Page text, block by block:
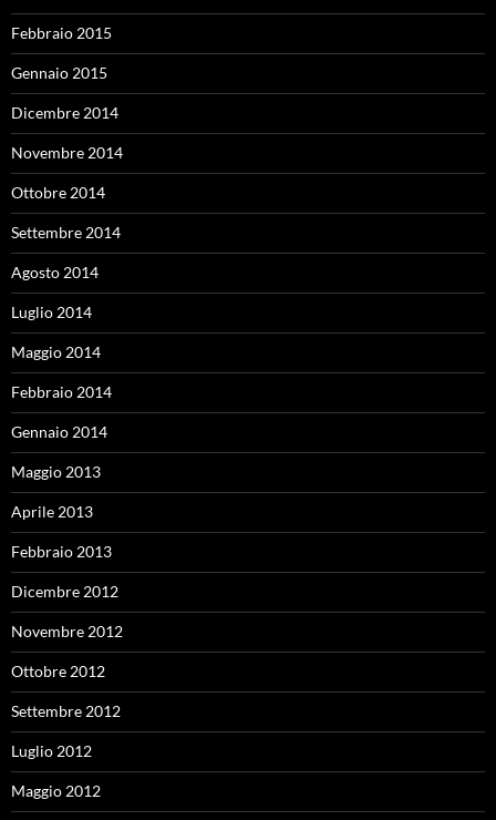
Febbraio 2015
Gennaio 2015
Dicembre 2014
Novembre 2014
Ottobre 2014
Settembre 2014
Agosto 2014
Luglio 2014
Maggio 2014
Febbraio 2014
Gennaio 2014
Maggio 2013
Aprile 2013
Febbraio 2013
Dicembre 2012
Novembre 2012
Ottobre 2012
Settembre 2012
Luglio 2012
Maggio 2012